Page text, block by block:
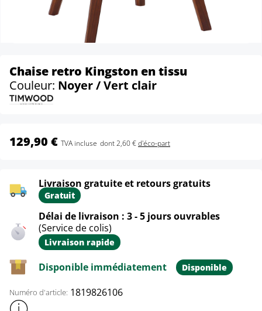
Chaise retro Kingston en tissu
Couleur: Noyer / Vert clair
129,90 € TVA incluse dont 2,60 €d'éco-part
Livraison gratuite et retours gratuits
Gratuit
Délai de livraison : 3 - 5 jours ouvrables
(Service de colis)
Livraison rapide
Disponible immédiatement Disponible
Numéro d'article: 1819826106
Afficher plus d'informations sur le produit